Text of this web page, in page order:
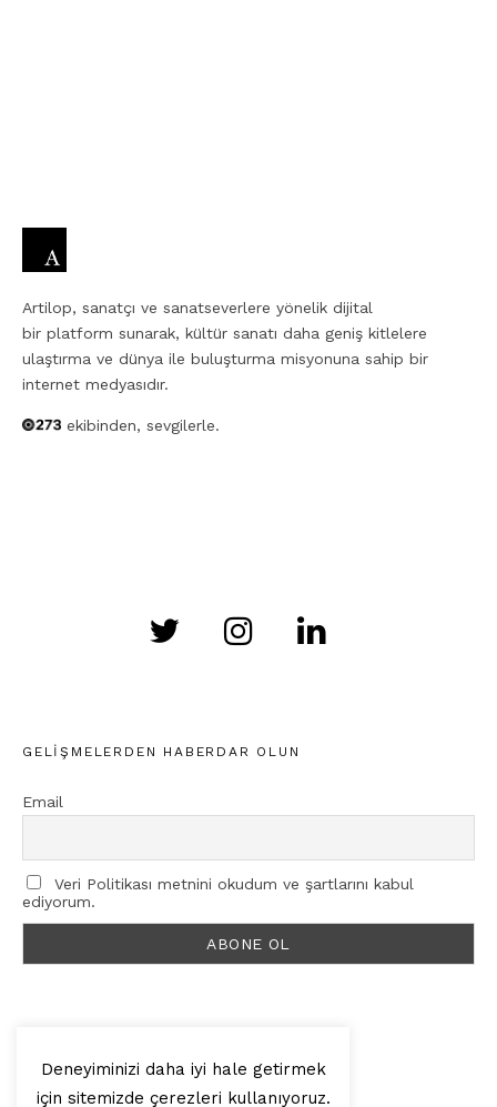
Artilop, sanatçı ve sanatseverlere yönelik dijital
bir platform sunarak, kültür sanatı daha geniş kitlelere
ulaştırma ve dünya ile buluşturma misyonuna sahip bir
internet medyasıdır.
ekibinden, sevgilerle.
GELIŞMELERDEN HABERDAR OLUN
Email
Veri Politikası metnini okudum ve şartlarını kabul
ediyorum.
© 2025, Artilop
Deneyiminizi daha iyi hale getirmek
için sitemizde çerezleri kullanıyoruz.